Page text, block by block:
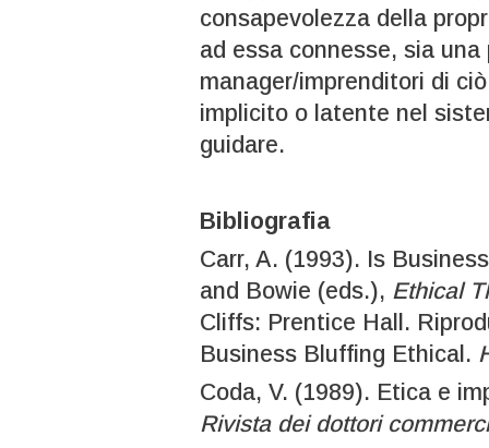
consapevolezza della
ad essa connesse, sia
manager/imprenditori di
implicito o latente nel
guidare.
Bibliografia
Carr, A. (1993). Is
and Bowie (eds.), Ethical
Cliffs: Prentice Hall.
Business Bluffing Ethical.
Coda, V. (1989). Etica e
Rivista dei dottori